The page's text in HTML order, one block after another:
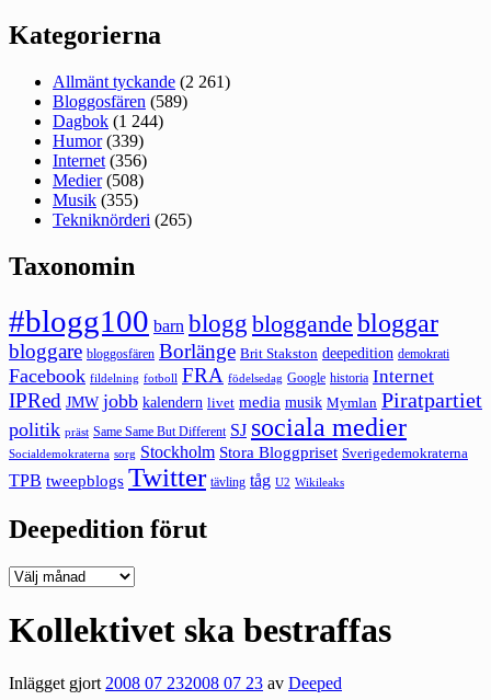
Kategorierna
Allmänt tyckande (2 261)
Bloggosfären (589)
Dagbok (1 244)
Humor(339)
Internet (356)
Medier(508)
Musik (355)
Tekniknörderi (265)
Taxonomin
#blogg100 barn blogg bloggande bloggar
bloggare bloggosfären Borlänge Brit Stakston deepedition demokrati
Facebook fildelning fotboll FRA födelsedag Google historia Internet
IPRed JMW jobb kalendern livet media musik Mymlan Piratpartiet
politik präst Same Same But Different SJ sociala medier
Socialdemokraterna sorg Stockholm Stora Bloggpriset Sverigedemokraterna
TPB tweepblogs Twitter tävling tåg U2 Wikileaks
Deepedition förut
Deepedition
Kollektivet ska bestraffas
Inlägget gjort2008 07 232008 07 23 av Deeped